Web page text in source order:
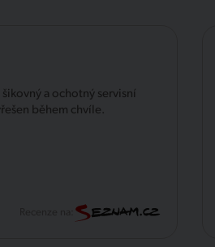
a ochotný servisní
během chvíle.